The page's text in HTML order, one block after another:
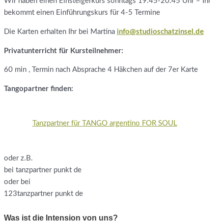
bekommt einen Einführungskurs für 4-5 Termine
Die Karten erhalten Ihr bei Martina info@studioschatzinsel.de
Privatunterricht für Kursteilnehmer:
60 min , Termin nach Absprache 4 Häkchen auf der 7er Karte
Tangopartner finden:
Tanzpartner für TANGO argentino FOR SOUL
oder z.B.
bei tanzpartner punkt de
oder bei
123tanzpartner punkt de
Was ist die Intension von uns?